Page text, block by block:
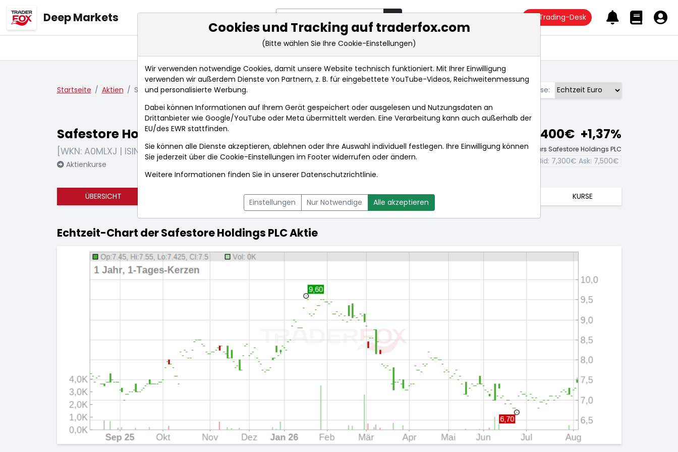
Deep Markets Trading-Desk
Markt-Analysen Market Tools Realtimekurse Nachrichten
Startseite Aktien Safestore Holdings PLC Börse:
Safestore Holdings PLC
[WKN: A0MLXJ | ISIN: GB00B1N7Z094]
Aktienkurse
7,400€ +1,37%
Echtzeit-Aktienkurs Safestore Holdings PLC
Bid: 7,300€ Ask: 7,500€
ÜBERSICHT NACHRICHTEN CHARTTOOL KURSE
Echtzeit-Chart der Safestore Holdings PLC Aktie
Cookies und Tracking auf traderfox.com
(Bitte wählen Sie Ihre Cookie-Einstellungen)
Wir verwenden notwendige Cookies, damit unsere Website technisch funktioniert. Mit Ihrer Einwilligung
verwenden wir außerdem Dienste von Partnern, z. B. für eingebettete YouTube-Videos, Reichweitenmessung
und personalisierte Werbung.
Dabei können Informationen auf Ihrem Gerät gespeichert oder ausgelesen und Nutzungsdaten an
Drittanbieter wie Google/YouTube oder Meta übermittelt werden. Eine Verarbeitung kann auch außerhalb der
EU/des EWR stattfinden.
Sie können alle Dienste akzeptieren, ablehnen oder Ihre Auswahl individuell festlegen. Ihre Einwilligung können
Sie jederzeit über die Cookie-Einstellungen im Footer widerrufen oder ändern.
Weitere Informationen finden Sie in unserer Datenschutzrichtlinie.
Einstellungen Nur Notwendige Alle akzeptieren